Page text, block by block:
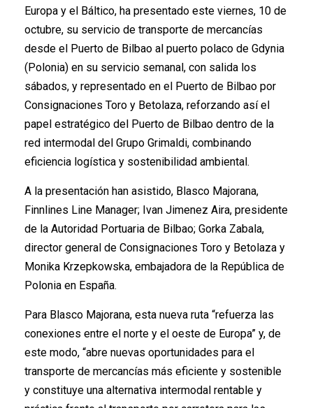
Europa y el Báltico, ha presentado este viernes, 10 de
octubre, su servicio de transporte de mercancías
desde el Puerto de Bilbao al puerto polaco de Gdynia
(Polonia) en su servicio semanal, con salida los
sábados, y representado en el Puerto de Bilbao por
Consignaciones Toro y Betolaza, reforzando así el
papel estratégico del Puerto de Bilbao dentro de la
red intermodal del Grupo Grimaldi, combinando
eficiencia logística y sostenibilidad ambiental.
A la presentación han asistido, Blasco Majorana,
Finnlines Line Manager; Ivan Jimenez Aira, presidente
de la Autoridad Portuaria de Bilbao; Gorka Zabala,
director general de Consignaciones Toro y Betolaza y
Monika Krzepkowska, embajadora de la República de
Polonia en España.
Para Blasco Majorana, esta nueva ruta “refuerza las
conexiones entre el norte y el oeste de Europa” y, de
este modo, “abre nuevas oportunidades para el
transporte de mercancías más eficiente y sostenible
y constituye una alternativa intermodal rentable y